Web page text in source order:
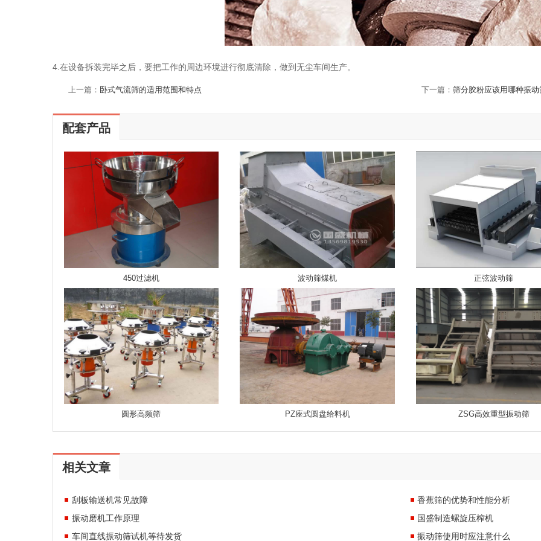
4.在设备拆装完毕之后，要把工作的周边环境进行彻底清除，做到无尘车间生产。
上一篇： 卧式气流筛的适用范围和特点 下一篇： 筛分胶粉应该用哪种振动
配套产品
450过滤机 波动筛煤机 正弦波动筛
圆形高频筛 PZ座式圆盘给料机 ZSG高效重型振动筛
相关文章
刮板输送机常见故障
香蕉筛的优势和性能分析
振动磨机工作原理
国盛制造螺旋压榨机
车间直线振动筛试机等待发货
振动筛使用时应注意什么